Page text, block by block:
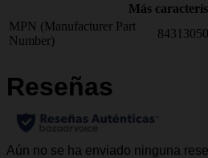
Más
MPN (Manufacturer Part
Number)